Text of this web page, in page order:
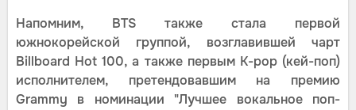
Напомним, BTS также стала первой
южнокорейской группой, возглавившей чарт
Billboard Hot 100, а также первым K-pop (кей-поп)
исполнителем, претендовавшим на премию
Grammy в номинации "Лучшее вокальное поп-